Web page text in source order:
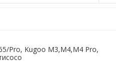
Pro, Kugoo M3,M4,M4 Pro,